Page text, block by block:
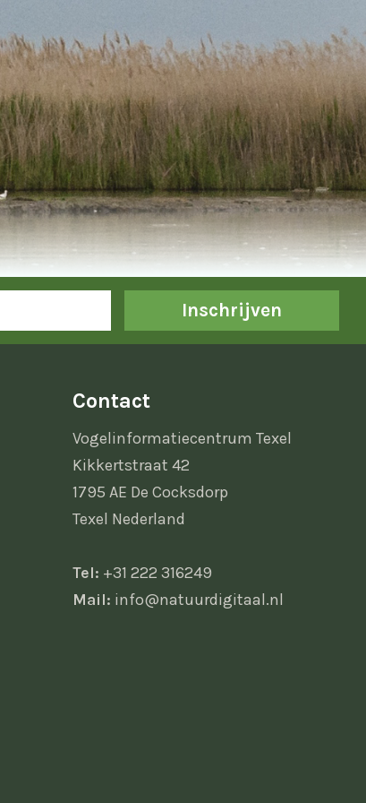
Inschrijven
Contact
Vogelinformatiecentrum Texel
Kikkertstraat 42
1795 AE De Cocksdorp
Texel Nederland
Tel: +31 222 316249
Mail: info@natuurdigitaal.nl